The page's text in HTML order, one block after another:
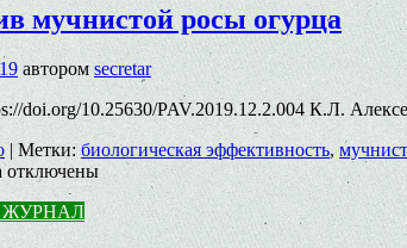
мучнистой росы огурца
автором secretar
doi.org/10.25630/PAV.2019.12.2.004 К.Л.
| Метки: биологическая эффективность,
отключены